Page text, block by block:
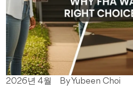
2026년 4월 By Yubeen Choi